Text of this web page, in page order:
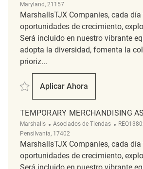
Maryland, 21157
MarshallsTJX Companies, cada
oportunidades de crecimiento,
Será incluido en nuestro vibrante
adopta la diversidad, fomenta la
prioriz...
Salvar Merchandising Associate REQ141084
Aplicar Ahora
Merchandising
TEMPORARY MERCHANDISING
Marshalls Categoría
Asociados de Tiendas ReqId
Pensilvania, 17402
MarshallsTJX Companies, cada
oportunidades de crecimiento,
Será incluido en nuestro vibrante